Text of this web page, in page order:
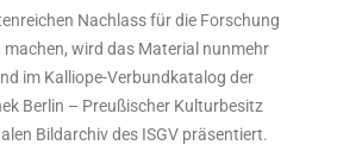
Nachlass für die Forschung
wird das Material nunmehr
im Kalliope-Verbundkatalog der
Berlin – Preußischer Kulturbesitz
Bildarchiv des ISGV präsentiert.